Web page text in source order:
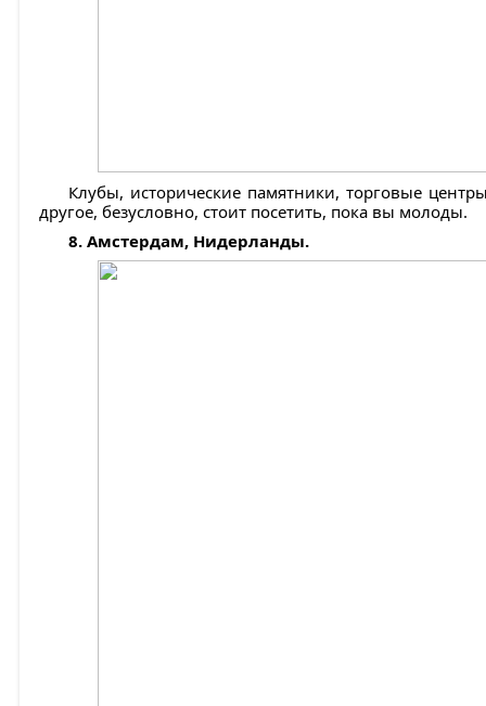
Клубы, исторические памятники, торговые
другое, безусловно, стоит посетить, пока вы молоды.
8. Амстердам, Нидерланды.